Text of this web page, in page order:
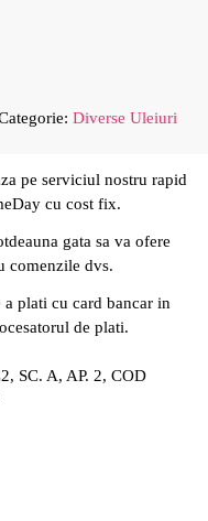
Diverse Uleiuri
pe serviciul nostru rapid
cu cost fix.
gata sa va ofere
comenzile dvs.
plati cu card bancar in
de plati.
SC. A, AP. 2, COD